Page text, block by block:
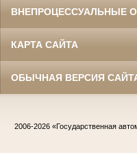
ВНЕПРОЦЕССУАЛЬНЫЕ
КАРТА САЙТА
ОБЫЧНАЯ ВЕРСИЯ
2006-2026 «Государственная